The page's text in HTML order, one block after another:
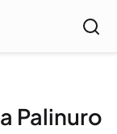
Palinuro